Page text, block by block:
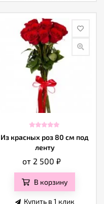
Из красных роз 80 см под
ленту
от 2 500₽
В корзину
Купить в 1 клик